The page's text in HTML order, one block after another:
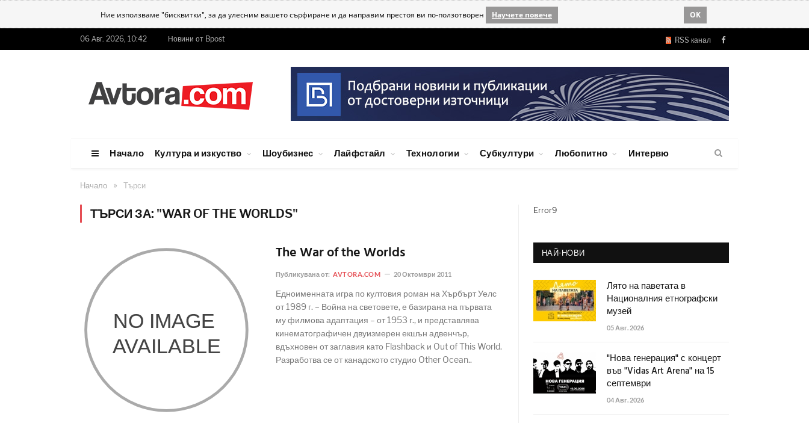
Ние използваме "бисквитки", за да улесним вашето сърфиране и да направим престоя ви по-ползотворен Научете повече OK
06 Авг. 2026, 10:42 Новини от Bpost RSS канал Facebook
Начало Култура и изкуство Шоубизнес Лайфстайл Технологии Субкултури Любопитно Интервю
Начало » Търси
ТЪРСИ ЗА: "WAR OF THE WORLDS"
The War of the Worlds
Публикувана от: AVTORA.COM 20 Октомври 2011
Едноименната игра по култовия роман на Хърбърт Уелс
от 1989 г. – Война на световете, е базирана на първата
му филмова адаптация – от 1953 г., и представлява
кинематографичен двуизмерен екшън адвенчър,
вдъхновен от заглавия като Flashback и Out of This World.
Разработва се от канадското студио Other Ocean..
Error9
НАЙ-НОВИ
Лято на паветата в
Националния етнографски
музей
05 Авг. 2026
"Нова генерация" с концерт
във "Vidas Art Arena" на 15
септември
04 Авг. 2026